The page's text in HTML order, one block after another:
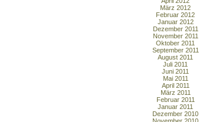
März 2012
Februar 2012
Januar 2012
Dezember 2011
November 2011
Oktober 2011
September 2011
August 2011
Juli 2011
Juni 2011
Mai 2011
April 2011
März 2011
Februar 2011
Januar 2011
Dezember 2010